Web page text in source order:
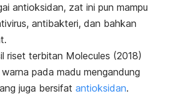
antioksidan, zat ini pun mampu
antibakteri, dan bahkan
riset terbitan Molecules (2018)
pada madu mengandung
juga bersifat antioksidan.